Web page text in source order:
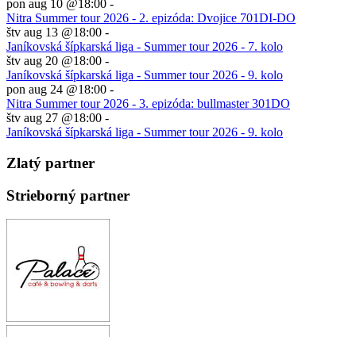
pon aug 10 @18:00 -
Nitra Summer tour 2026 - 2. epizóda: Dvojice 701DI-DO
štv aug 13 @18:00 -
Janíkovská šípkarská liga - Summer tour 2026 - 7. kolo
štv aug 20 @18:00 -
Janíkovská šípkarská liga - Summer tour 2026 - 9. kolo
pon aug 24 @18:00 -
Nitra Summer tour 2026 - 3. epizóda: bullmaster 301DO
štv aug 27 @18:00 -
Janíkovská šípkarská liga - Summer tour 2026 - 9. kolo
Zlatý partner
Strieborný partner